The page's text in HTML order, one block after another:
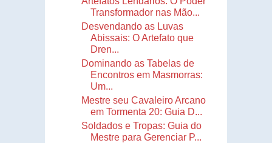
Transformador nas Mão...
Desvendando as Luvas
Abissais: O Artefato que
Dren...
Dominando as Tabelas de
Encontros em Masmorras:
Um...
Mestre seu Cavaleiro Arcano
em Tormenta 20: Guia D...
Soldados e Tropas: Guia do
Mestre para Gerenciar P...